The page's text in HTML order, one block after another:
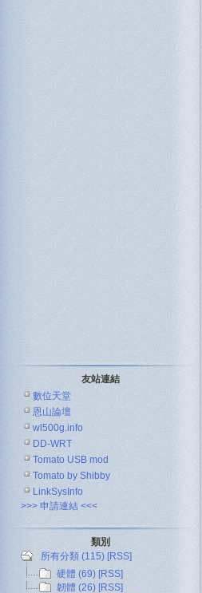
友站連結
數位天堂
恩山論壇
wl500g.info
DD-WRT
Tomato USB mod
Tomato by Shibby
LinkSysInfo
>>> 申請連結 <<<
類別
所有分類 (115) [RSS]
硬體 (69) [RSS]
韌體 (26) [RSS]